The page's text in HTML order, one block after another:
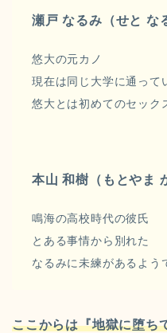
瀬戸 なるみ（せと な
悠大の元カノ
現在は同じ大学に通って
悠大とは初めてのセック
本山 和樹（もとやま
鳴海の高校時代の彼氏
とある事情から別れた
なるみに未練があるよう
ここからは『地獄に堕ち